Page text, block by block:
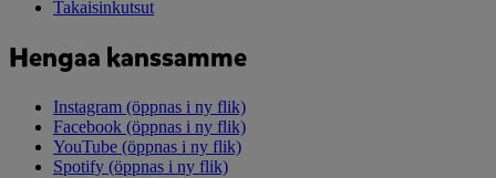
Takaisinkutsut
Hengaa kanssamme
Instagram (öppnas i ny flik)
Facebook (öppnas i ny flik)
YouTube (öppnas i ny flik)
Spotify (öppnas i ny flik)